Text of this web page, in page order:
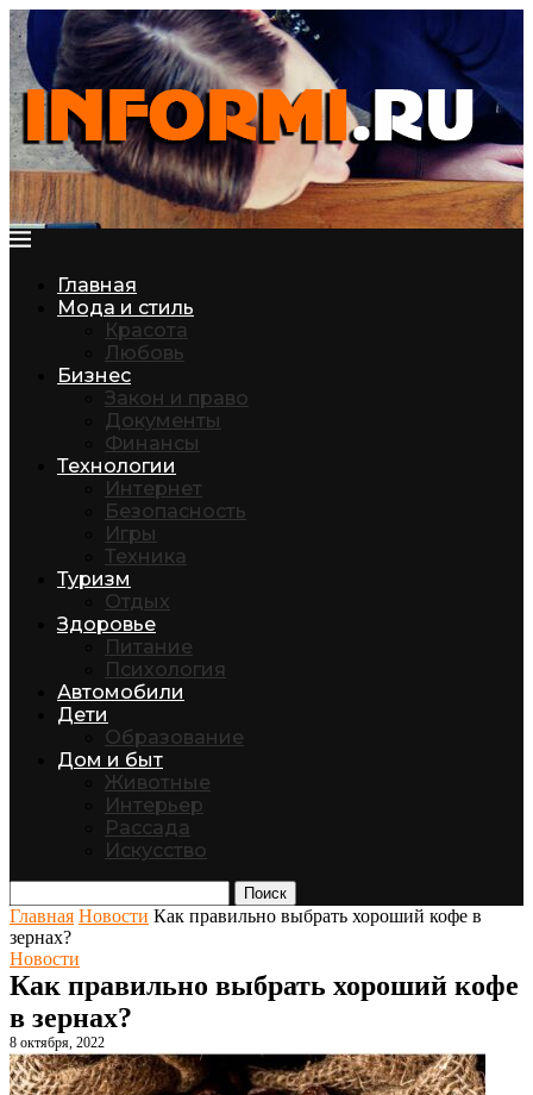
Главная
Мода и стиль
Красота
Любовь
Бизнес
Закон и право
Документы
Финансы
Технологии
Интернет
Безопасность
Игры
Техника
Туризм
Отдых
Здоровье
Питание
Психология
Автомобили
Дети
Образование
Дом и быт
Животные
Интерьер
Рассада
Искусство
Поиск
Главная Новости Как правильно выбрать хороший кофе в
зернах?
Новости
Как правильно выбрать хороший кофе
в зернах?
8 октября, 2022